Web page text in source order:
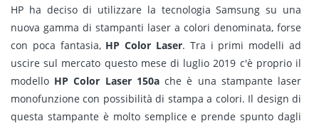
HP ha deciso di utilizzare la tecnologia Samsung su una
nuova gamma di stampanti laser a colori denominata, forse
con poca fantasia,HP Color Laser. Tra i primi modelli ad
uscire sul mercato questo mese di luglio 2019 c'è proprio il
modello HP Color Laser 150ache è una stampante laser
monofunzione con possibilità di stampa a colori. Il design di
questa stampante è molto semplice e prende spunto dagli